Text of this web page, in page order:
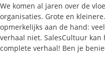
Diagnosewinnende
Eenwinnende Tender
Gripop jeToekomst
We komen al jaren over de
organisaties. Grote en
opmerkelijks aan de hand:
verhaal niet. SalesCultuur
complete verhaal! Ben je